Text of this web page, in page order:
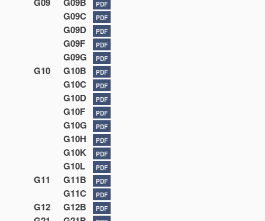
PDF
G09C PDF
G09D PDF
G09F PDF
G09G PDF
G10 G10B PDF
G10C PDF
G10D PDF
G10F PDF
G10G PDF
G10H PDF
G10K PDF
G10L PDF
G11 G11B PDF
G11C PDF
G12 G12B PDF